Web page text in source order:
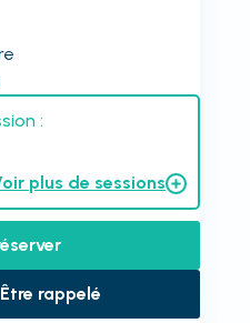
:
plus de sessions
rappelé